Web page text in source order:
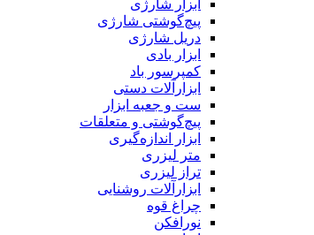
ابزار شارژی
پیچ‌گوشتی شارژی
دریل شارژی
ابزار بادی
کمپرسور باد
ابزارآلات دستی
ست و جعبه ابزار
پیچ‌گوشتی و متعلقات
ابزار اندازه‌گیری
متر لیزری
تراز لیزری
ابزارآلات روشنایی
چراغ قوه
نورافکن